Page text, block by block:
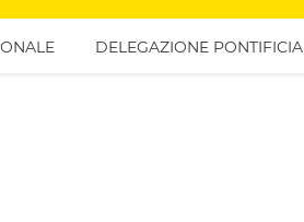
DELEGAZIONE PONTIFICIA